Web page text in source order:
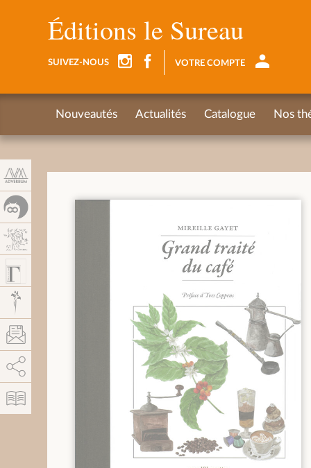
Éditions le Sureau
SUIVEZ-NOUS VOTRE COMPTE
Nouveautés Actualités Catalogue Nos